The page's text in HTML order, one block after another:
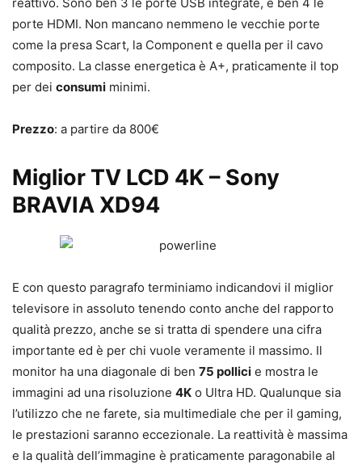
porte HDMI. Non mancano nemmeno le vecchie porte
come la presa Scart, la Component e quella per il cavo
composito. La classe energetica è A+, praticamente il top
per dei consumi minimi.
Prezzo: a partire da 800€
Miglior TV LCD 4K – Sony
BRAVIA XD94
E con questo paragrafo terminiamo indicandovi il miglior
televisore in assoluto tenendo conto anche del rapporto
qualità prezzo, anche se si tratta di spendere una cifra
importante ed è per chi vuole veramente il massimo. Il
monitor ha una diagonale di ben 75 pollici e mostra le
immagini ad una risoluzione 4K o Ultra HD. Qualunque sia
l’utilizzo che ne farete, sia multimediale che per il gaming,
le prestazioni saranno eccezionale. La reattività è massima
e la qualità dell’immagine è praticamente paragonabile al